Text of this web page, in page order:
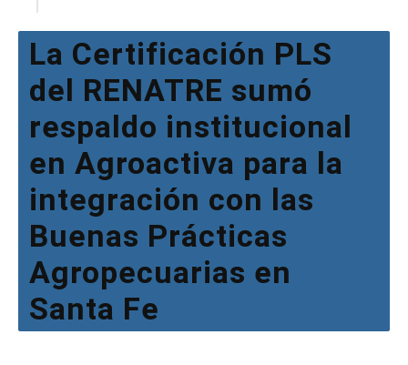
La Certificación PLS
del RENATRE sumó
respaldo institucional
en Agroactiva para la
integración con las
Buenas Prácticas
Agropecuarias en
Santa Fe